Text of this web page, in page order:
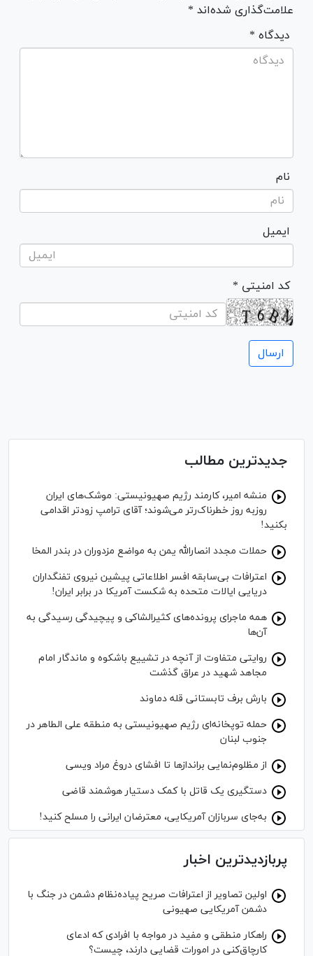
علامت‌گذاری شده‌اند *
* دیدگاه
نام
ایمیل
* کد امنیتی
جدیدترین مطالب
منشه امیر، کارمند رژیم صهیونیستی: موشک‌های ایران
روزبه روز خطرناک‌رتر می‌شوند؛ آقای ترامپ زودتر اقدامی
بکنید!
حملات مجدد انصارالله یمن به مواضع مزدوران در بندر المخا
اعترافات بی‌سابقه افسر اطلاعاتی پیشین نیروی تفنگداران
دریایی ایالات متحده به شکست آمریکا در برابر ایران!
همه ماجرای پرونده‌های کثیرالشاکی و پیچیدگی رسیدگی به
آن‌ها
روایتی متفاوت از آنچه در تشییع باشکوه و ماندگار امام
مجاهد شهید در عراق گذشت
بارش برف تابستانی قله دماوند
حمله توپخانه‌ای رژیم صهیونیستی به منطقه علی الطاهر در
جنوب لبنان
از مظلوم‌نمایی برانداز‌ها تا افشای دروغ مراد ویسی
دستگیری یک قاتل با کمک دستیار هوشمند قاضی
به‌جای سربازان آمریکایی، معترضان ایرانی را مسلح کنید!
پربازدیدترین اخبار
اولین تصاویر از اعترافات صریح پیاده‌نظام‌ دشمن در جنگ با
دشمن آمریکایی صهیونی
راهکار منطقی و مفید در مواجه با افرادی که ادعای
کارچاق‌کنی در امورات قضایی دارند، چیست؟